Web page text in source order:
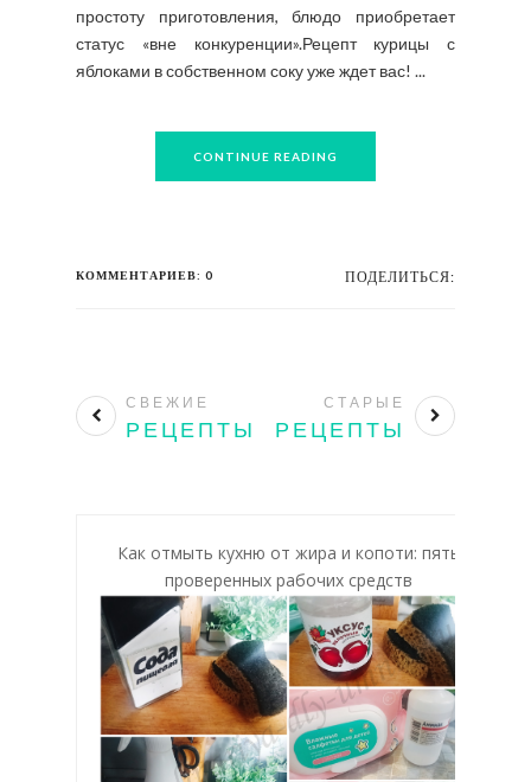
простоту приготовления, блюдо приобретает
статус «вне конкуренции».Рецепт курицы с
яблоками в собственном соку уже ждет вас! ...
CONTINUE READING
КОММЕНТАРИЕВ: 0 ПОДЕЛИТЬСЯ:
СВЕЖИЕ
РЕЦЕПТЫ
СТАРЫЕ
РЕЦЕПТЫ
Как отмыть кухню от жира и копоти: пять
проверенных рабочих средств